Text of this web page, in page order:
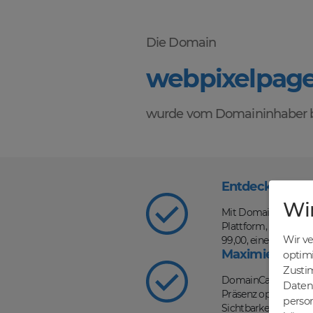
Die Domain
wurde vom Domaininhaber
Entdecke die
Mit DomainCatcher
Plattform, auf der
99,00, einer
Maximiere
DomainCatcher ist
Präsenz optimieren
Sichtbarkeit in
Wir